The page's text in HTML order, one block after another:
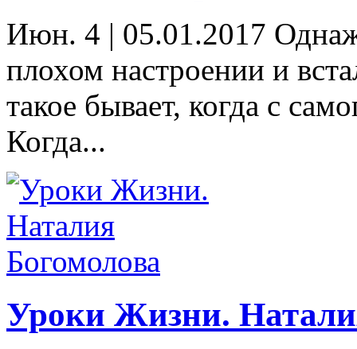
Июн. 4 | 05.01.2017
плохом настроении и
такое бывает, когда с
Когда...
Уроки Жизни.